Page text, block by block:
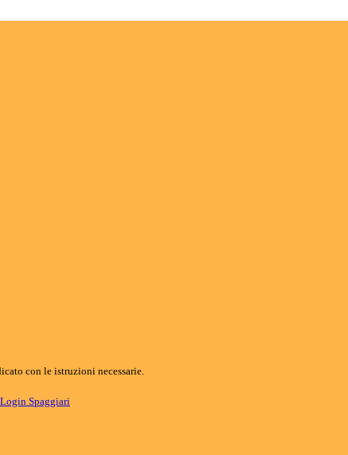
con le istruzioni necessarie.
Login Spaggiari